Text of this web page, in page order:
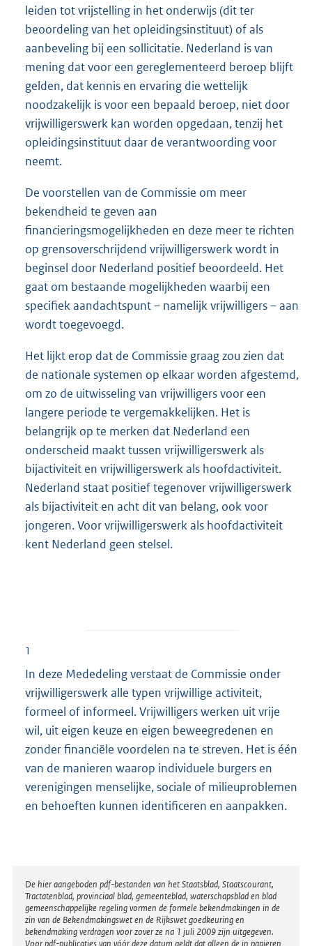
leiden tot vrijstelling in het onderwijs (dit ter
beoordeling van het opleidingsinstituut) of als
aanbeveling bij een sollicitatie. Nederland is van
mening dat voor een gereglementeerd beroep blijft
gelden, dat kennis en ervaring die wettelijk
noodzakelijk is voor een bepaald beroep, niet door
vrijwilligerswerk kan worden opgedaan, tenzij het
opleidingsinstituut daar de verantwoording voor
neemt.
De voorstellen van de Commissie om meer
bekendheid te geven aan
financieringsmogelijkheden en deze meer te richten
op grensoverschrijdend vrijwilligerswerk wordt in
beginsel door Nederland positief beoordeeld. Het
gaat om bestaande mogelijkheden waarbij een
specifiek aandachtspunt – namelijk vrijwilligers – aan
wordt toegevoegd.
Het lijkt erop dat de Commissie graag zou zien dat
de nationale systemen op elkaar worden afgestemd,
om zo de uitwisseling van vrijwilligers voor een
langere periode te vergemakkelijken. Het is
belangrijk op te merken dat Nederland een
onderscheid maakt tussen vrijwilligerswerk als
bijactiviteit en vrijwilligerswerk als hoofdactiviteit.
Nederland staat positief tegenover vrijwilligerswerk
als bijactiviteit en acht dit van belang, ook voor
jongeren. Voor vrijwilligerswerk als hoofdactiviteit
kent Nederland geen stelsel.
1
In deze Mededeling verstaat de Commissie onder
vrijwilligerswerk alle typen vrijwillige activiteit,
formeel of informeel. Vrijwilligers werken uit vrije
wil, uit eigen keuze en eigen beweegredenen en
zonder financiële voordelen na te streven. Het is één
van de manieren waarop individuele burgers en
verenigingen menselijke, sociale of milieuproblemen
en behoeften kunnen identificeren en aanpakken.
Disclaimer
De hier aangeboden pdf-bestanden van het Staatsblad, Staatscourant,
Tractatenblad, provinciaal blad, gemeenteblad, waterschapsblad en blad
gemeenschappelijke regeling vormen de formele bekendmakingen in de
zin van de Bekendmakingswet en de Rijkswet goedkeuring en
bekendmaking verdragen voor zover ze na 1 juli 2009 zijn uitgegeven.
Voor pdf-publicaties van vóór deze datum geldt dat alleen de in papieren